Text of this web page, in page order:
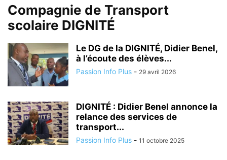
Compagnie de Transport
scolaire DIGNITÉ
Le DG de la DIGNITÉ, Didier Benel,
à l’écoute des élèves...
Passion Info Plus - 29 avril 2026
DIGNITÉ : Didier Benel annonce la
relance des services de
transport...
Passion Info Plus - 11 octobre 2025